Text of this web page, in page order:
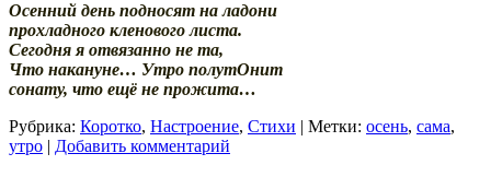
Осенний день подносят на ладони
прохладного кленового листа.
Сегодня я отвязанно не та,
Что накануне… Утро полутОнит
сонату, что ещё не прожита…
Рубрика: Коротко, Настроение, Стихи Метки: осень, сама,
утро
Добавить комментарий